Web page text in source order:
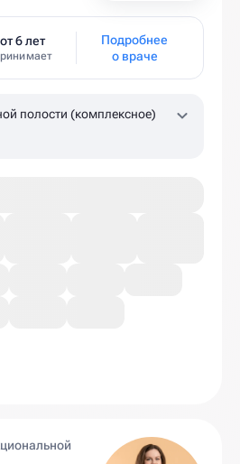
от 6 лет
Подробнее
о враче
полости (комплексное)